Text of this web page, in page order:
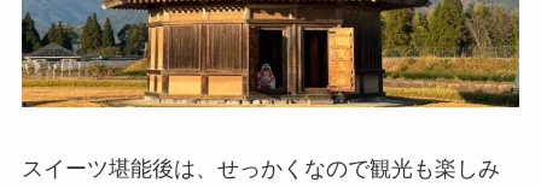
スイーツ堪能後は、せっかくなので観光も楽しみ